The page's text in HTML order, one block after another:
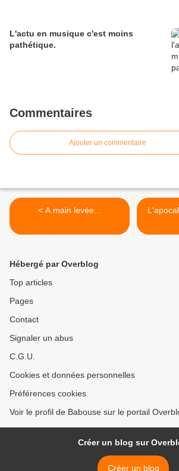
L'actu en musique c'est moins
pathétique.
Commentaires
Ajouter un commentaire
< A main levée...
Hébergé par Overblog
Top articles
Pages
Contact
Signaler un abus
C.G.U.
Cookies et données personnelles
Préférences cookies
Voir le profil de Babouse sur le portail
Créer un blog sur
Créer un blog